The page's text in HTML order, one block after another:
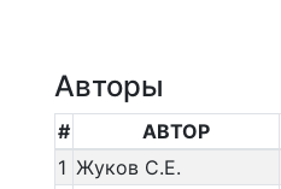
Авторы
# АВТОР
1 Жуков С.Е.